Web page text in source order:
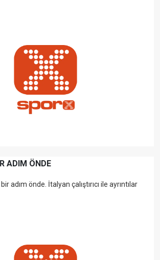
ADIM ÖNDE
adım önde. İtalyan çalıştırıcı ile ayrıntılar